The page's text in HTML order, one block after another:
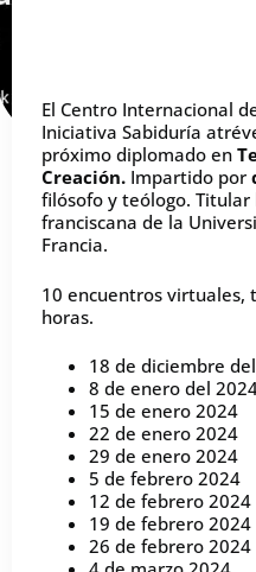
El Centro Internacional
Iniciativa Sabiduría
próximo diplomado en
Creación. Impartido por
filósofo y teólogo.
franciscana de la
Francia.
10 encuentros virtuales,
horas.
18 de diciembre
8 de enero del
15 de enero 2024
22 de enero 2024
29 de enero 2024
5 de febrero 2024
12 de febrero 2024
19 de febrero 2024
26 de febrero 2024